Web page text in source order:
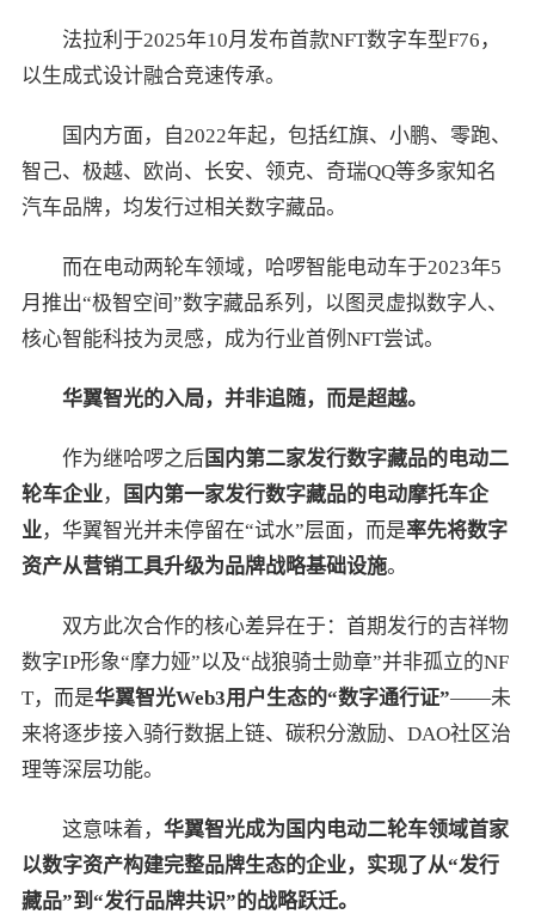
法拉利于2025年10月发布首款NFT数字车型F76，
以生成式设计融合竞速传承。
国内方面，自2022年起，包括红旗、小鹏、零跑、
智己、极越、欧尚、长安、领克、奇瑞QQ等多家知名
汽车品牌，均发行过相关数字藏品。
而在电动两轮车领域，哈啰智能电动车于2023年5
月推出“极智空间”数字藏品系列，以图灵虚拟数字人、
核心智能科技为灵感，成为行业首例NFT尝试。
华翼智光的入局，并非追随，而是超越。
作为继哈啰之后国内第二家发行数字藏品的电动二
轮车企业，
国内第一家发行数字藏品的电动摩托车企
业，华翼智光并未停留在“试水”层面，而是率先将数字
资产从营销工具升级为品牌战略基础设施。
双方此次合作的核心差异在于：首期发行的吉祥物
数字IP形象“摩力娅”以及“战狼骑士勋章”并非孤立的NF
T，而是华翼智光Web3用户生态的“数字通行证”——未
来将逐步接入骑行数据上链、碳积分激励、DAO社区治
理等深层功能。
这意味着， 华翼智光成为国内电动二轮车领域首家
以数字资产构建完整品牌生态的企业，实现了从“发行
藏品”到“发行品牌共识”的战略跃迁。